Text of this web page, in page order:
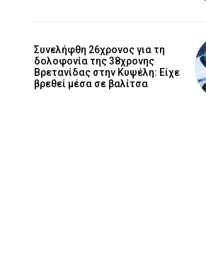
Συνελήφθη 26χρονος για τη
δολοφονία της 38χρονης
Βρετανίδας στην Κυψέλη: Είχε
βρεθεί μέσα σε βαλίτσα